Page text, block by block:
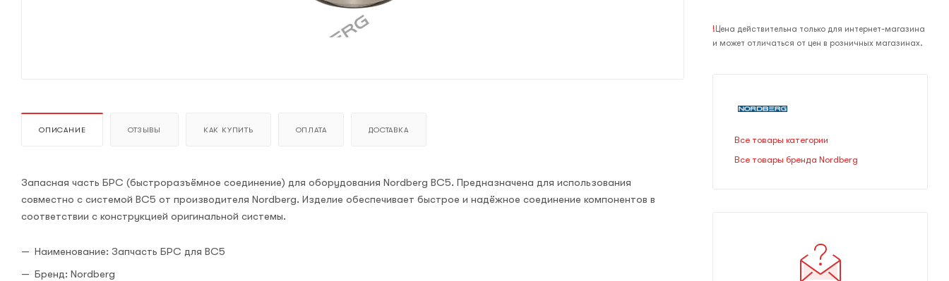
ОПИСАНИЕ ОТЗЫВЫ КАК КУПИТЬ ОПЛАТА ДОСТАВКА
Запасная часть БРС (быстроразъёмное соединение) для оборудования Nordberg BC5. Предназначена для использования
совместно с системой BC5 от производителя Nordberg. Изделие обеспечивает быстрое и надёжное соединение компонентов в
соответствии с конструкцией оригинальной системы.
Наименование: Запчасть БРС для BC5
Бренд: Nordberg
! Цена действительна только для интернет-магазина
и может отличаться от цен в розничных магазинах.
Все товары категории
Все товары бренда Nordberg